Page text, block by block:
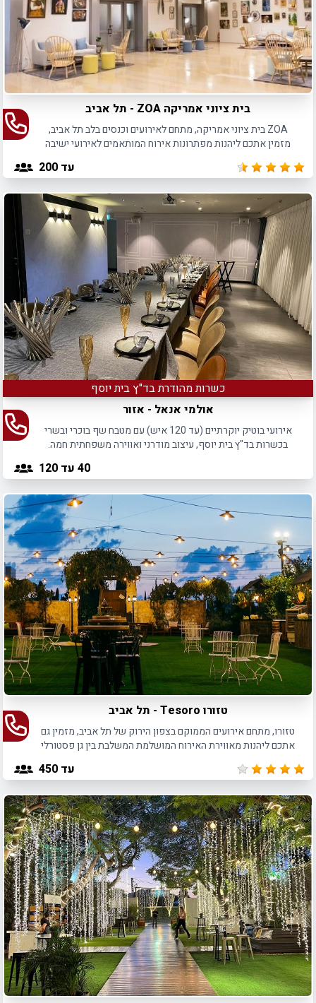
בית ציוני אמריקה ZOA - תל אביב
ZOA בית ציוני אמריקה, מתחם לאירועים וכנסים בלב תל אביב,
מזמין אתכם ליהנות מפתרונות אירוח המותאמים לאירועי ישיבה
עד 200
כשרות מהודרת בד"ץ בית יוסף
אולמי אנאל - אזור
אירועי בוטיק יוקרתיים (עד 120 איש) עם מטבח שף בוכרי ובשרי
בכשרות בד"ץ בית יוסף, עיצוב מודרני ואווירה משפחתית חמה.
40 עד 120
טזורו Tesoro - תל אביב
טזורו, מתחם אירועים הממוקם בצפון הירוק של תל אביב, מזמין גם
אתכם ליהנות מאווירת האירוח המושלמת המשלבת בין גן פסטורלי
עד 450